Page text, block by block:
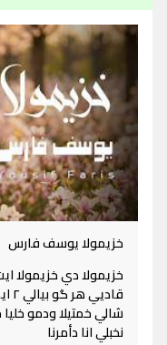
خزيمولا يوسف فارس
خزيمولا دي خزيمولا
نخبلي انا دأمرنا